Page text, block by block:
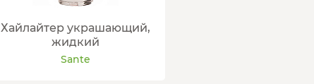
Хайлайтер украшающий,
жидкий
Sante